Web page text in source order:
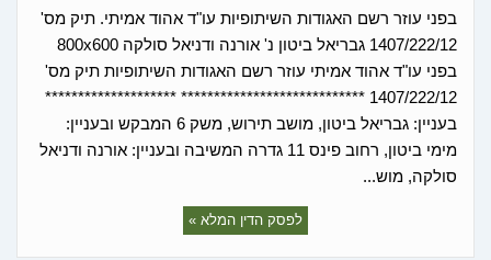
בפני עוזר רשם האגודות השיתופיות עו"ד אהוד אמיתי. תיק מס'
1407/222/12 גבריאל ביטון נ' אורנה ודניאל סולקה 800x600
בפני עו"ד אהוד אמיתי עוזר רשם האגודות השיתופיות תיק מס'
1407/222/12 **************************** ********************
בעניין: גבריאל ביטון, מושב תירוש, משק 6 המבקש ובעניין:
מימי ביטון, רחוב פינס 11 גדרה המשיבה ובעניין: אורנה ודניאל
סולקה, מוש...
לפסק הדין המלא »